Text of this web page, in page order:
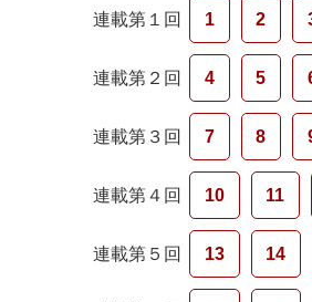
連載第１回 1 2
連載第２回 4 5
連載第３回 7 8
連載第４回 10 11
連載第５回 13 14